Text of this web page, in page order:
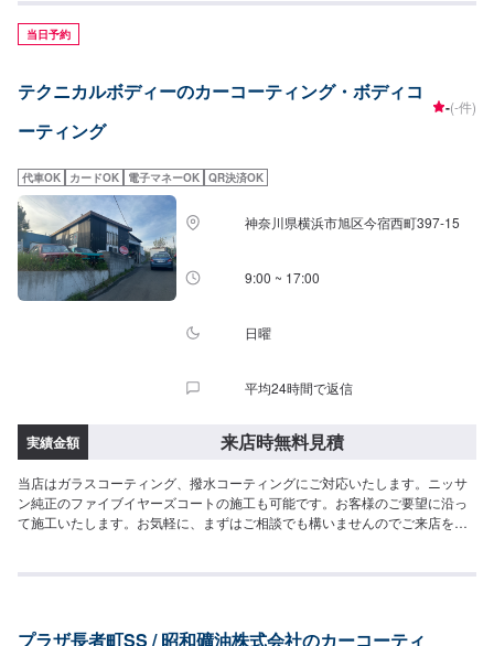
1BOX100,000円スーパーハードコートSS15,000円S17,000円M19,000円
L22,000円LL25,000円
当日予約
テクニカルボディーのカーコーティング・ボディコ
ーティング
-(-件)
代車OK カードOK 電子マネーOK QR決済OK
神奈川県横浜市旭区今宿西町397-15
9:00 ~ 17:00
日曜
平均24時間で返信
実績金額 来店時無料見積
当店はガラスコーティング、撥水コーティングにご対応いたします。ニッサ
ン純正のファイブイヤーズコートの施工も可能です。お客様のご要望に沿っ
て施工いたします。お気軽に、まずはご相談でも構いませんのでご来店をお
プラザ長者町SS / 昭和礦油株式会社のカーコーティ